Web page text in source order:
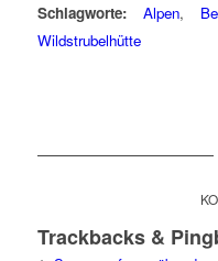
Schlagworte: Alpen,
Wildstrubelhütte
Trackbacks &